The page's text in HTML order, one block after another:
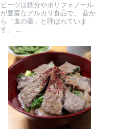
ビーツは鉄分やポリフェノール
が豊富なアルカリ食品で、 昔か
ら「血の薬」と呼ばれていま
す。 ...